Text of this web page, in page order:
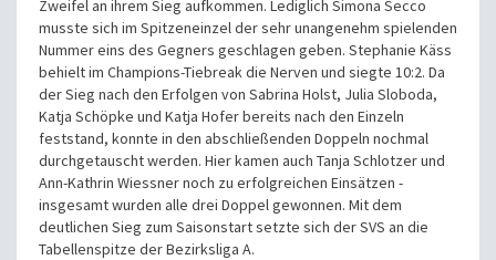
Zweifel an ihrem Sieg aufkommen. Lediglich Simona Secco
musste sich im Spitzeneinzel der sehr unangenehm spielenden
Nummer eins des Gegners geschlagen geben. Stephanie Käss
behielt im Champions-Tiebreak die Nerven und siegte 10:2. Da
der Sieg nach den Erfolgen von Sabrina Holst, Julia Sloboda,
Katja Schöpke und Katja Hofer bereits nach den Einzeln
feststand, konnte in den abschließenden Doppeln nochmal
durchgetauscht werden. Hier kamen auch Tanja Schlotzer und
Ann-Kathrin Wiessner noch zu erfolgreichen Einsätzen -
insgesamt wurden alle drei Doppel gewonnen. Mit dem
deutlichen Sieg zum Saisonstart setzte sich der SVS an die
Tabellenspitze der Bezirksliga A.